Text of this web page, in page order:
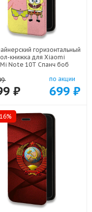
горизонтальный
книжка для Xiaomi
Note 10T Спанч боб
₽
по акции
699 ₽